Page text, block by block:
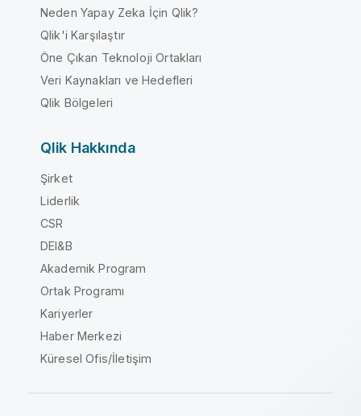
Neden Yapay Zeka İçin Qlik?
Qlik'i Karşılaştır
Öne Çıkan Teknoloji Ortakları
Veri Kaynakları ve Hedefleri
Qlik Bölgeleri
Qlik Hakkında
Şirket
Liderlik
CSR
DEI&B
Akademik Program
Ortak Programı
Kariyerler
Haber Merkezi
Küresel Ofis/İletişim